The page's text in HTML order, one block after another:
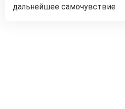
дальнейшее самочувствие